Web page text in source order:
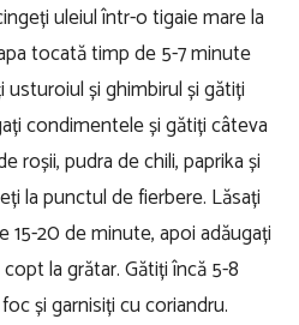
uleiul într-o tigaie mare la
tocată timp de 5-7 minute
și ghimbirul și gătiți
condimentele și gătiți câteva
roșii, pudra de chili, paprika și
la punctul de fierbere. Lăsați
15-20 de minute, apoi adăugați
la grătar. Gătiți încă 5-8
și garnisiți cu coriandru.